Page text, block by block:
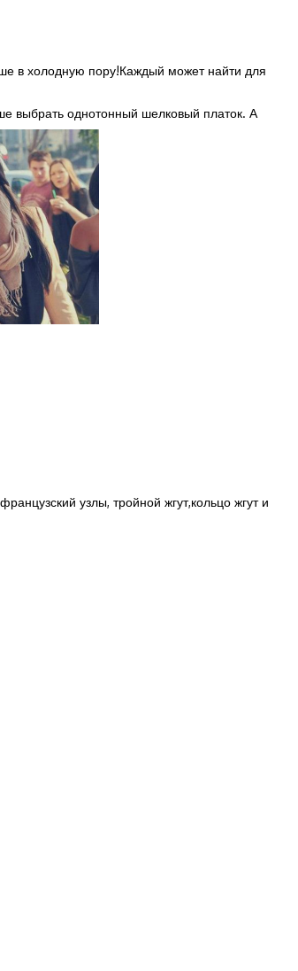
в холодную пору!Каждый может найти для
выбрать однотонный шелковый платок. А
узлы, тройной жгут,кольцо жгут и